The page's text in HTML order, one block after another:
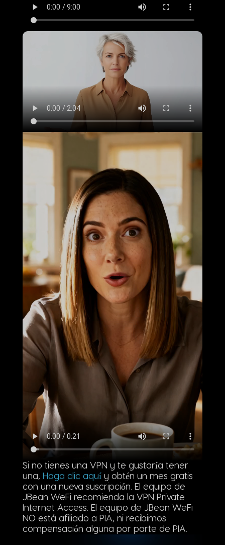
Si no tienes una VPN y te gustaría tener
una, Haga clic aquí y obtén un mes gratis
con una nueva suscripción. El equipo de
JBean WeFi recomienda la VPN Private
Internet Access. El equipo de JBean WeFi
NO está afiliado a PIA, ni recibimos
compensación alguna por parte de PIA.